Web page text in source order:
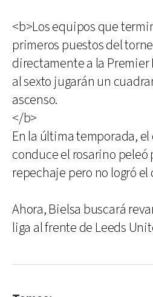
<b>Los equipos que
primeros puestos del
directamente a la Premier
al sexto jugarán un
ascenso.
</b>
En la última temporada,
conduce el rosarino peleó
repechaje pero no logró
Ahora, Bielsa buscará
liga al frente de Leeds